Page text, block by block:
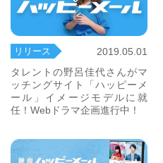
リリース
2019.05.01
タレントの野呂佳代さんがマ
ッチングサイト「ハッピーメ
ール」イメージモデルに就
任！Webドラマ企画進行中！